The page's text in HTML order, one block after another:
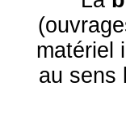
matériel
au sens